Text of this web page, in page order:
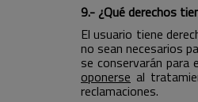
9.- ¿Qué derechos
El usuario tiene
no sean necesarios
se conservarán para
oponerse al
reclamaciones.